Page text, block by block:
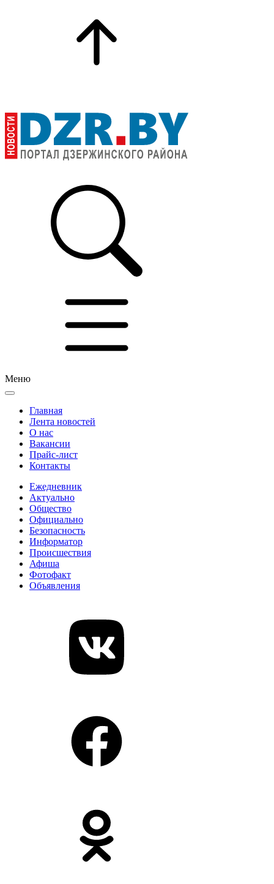
Меню
Главная
Лента новостей
О нас
Вакансии
Прайс-лист
Контакты
Ежедневник
Актуально
Общество
Официально
Безопасность
Информатор
Происшествия
Афиша
Фотофакт
Объявления